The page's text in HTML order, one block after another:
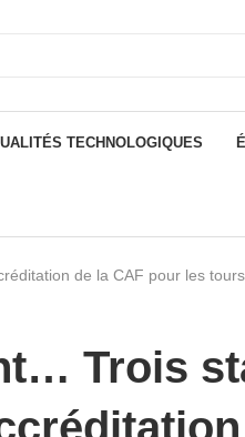
TECHNOLOGIQUES
de la CAF pour les
Trois